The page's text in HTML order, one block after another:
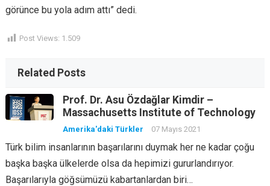
görünce bu yola adım attı” dedi.
Post Views: 1.509
Related Posts
Prof. Dr. Asu Özdağlar Kimdir –
Massachusetts Institute of Technology
Amerika'daki Türkler 07 Mayıs 2021
Türk bilim insanlarının başarılarını duymak her ne kadar çoğu
başka başka ülkelerde olsa da hepimizi gururlandırıyor.
Başarılarıyla göğsümüzü kabartanlardan biri…